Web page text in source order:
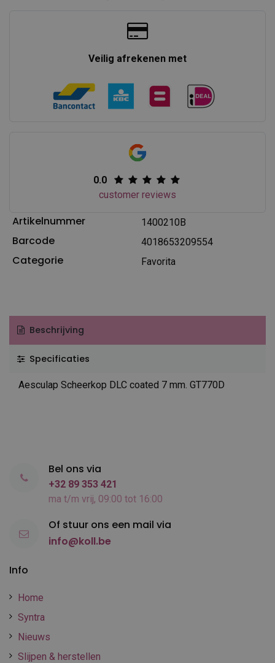
Veilig afrekenen met
0.0
customer reviews
Artikelnummer 1400210B
Barcode 4018653209554
Categorie Favorita
Beschrijving
Specificaties
Aesculap Scheerkop DLC coated 7 mm. GT770D
Info
Home
Syntra
Nieuws
Slijpen & herstellen
Bel ons via
+32 89 353 421
ma t/m vrij, 09:00 tot 16:00
Of stuur ons een mail via
info@koll.be